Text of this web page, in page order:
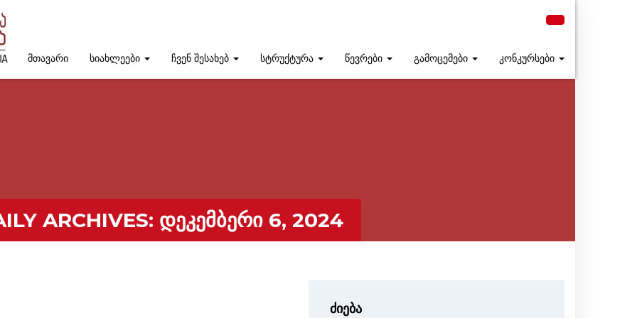
მთავარი სიახლეები ჩვენ შესახებ სტრუქტურა წევრები გამოცემები კონკურსები
ARCHIVES: ᲓᲔᲙᲔᲛᲑᲔᲠᲘ 6, 2024
ძიება